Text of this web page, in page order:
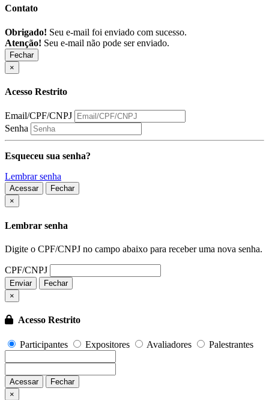
Contato
Obrigado! Seu e-mail foi enviado com sucesso.
Atenção! Seu e-mail não pode ser enviado.
Fechar
×
Acesso Restrito
Email/CPF/CNPJ
Senha
Esqueceu sua senha?
Lembrar senha
Acessar
Fechar
×
Lembrar senha
Digite o CPF/CNPJ no campo abaixo para receber uma nova senha.
CPF/CNPJ
Enviar
Fechar
×
Acesso Restrito
Participantes Expositores Avaliadores Palestrantes
Acessar
Fechar
×